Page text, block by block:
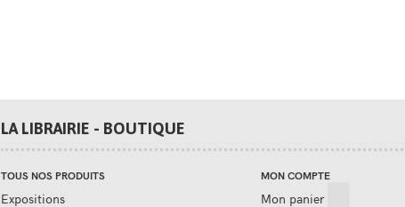
LA LIBRAIRIE - BOUTIQUE
TOUS NOS PRODUITS
Expositions
MON COMPTE
Mon panier